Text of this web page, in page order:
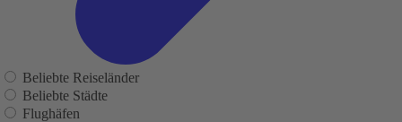
Beliebte Reiseländer
Beliebte Städte
Flughäfen